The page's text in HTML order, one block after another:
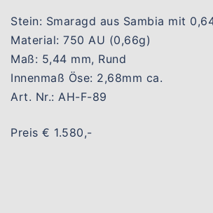
Stein: Smaragd aus Sambia mit
Material: 750 AU (0,66g)
Maß: 5,44 mm, Rund
Innenmaß Öse: 2,68mm ca.
Art. Nr.: AH-F-89
Preis € 1.580,-